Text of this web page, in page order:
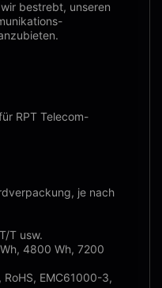
bestrebt, unseren
RPT Telecom-
je nach
T usw.
4800 Wh, 7200
EMC61000-3,